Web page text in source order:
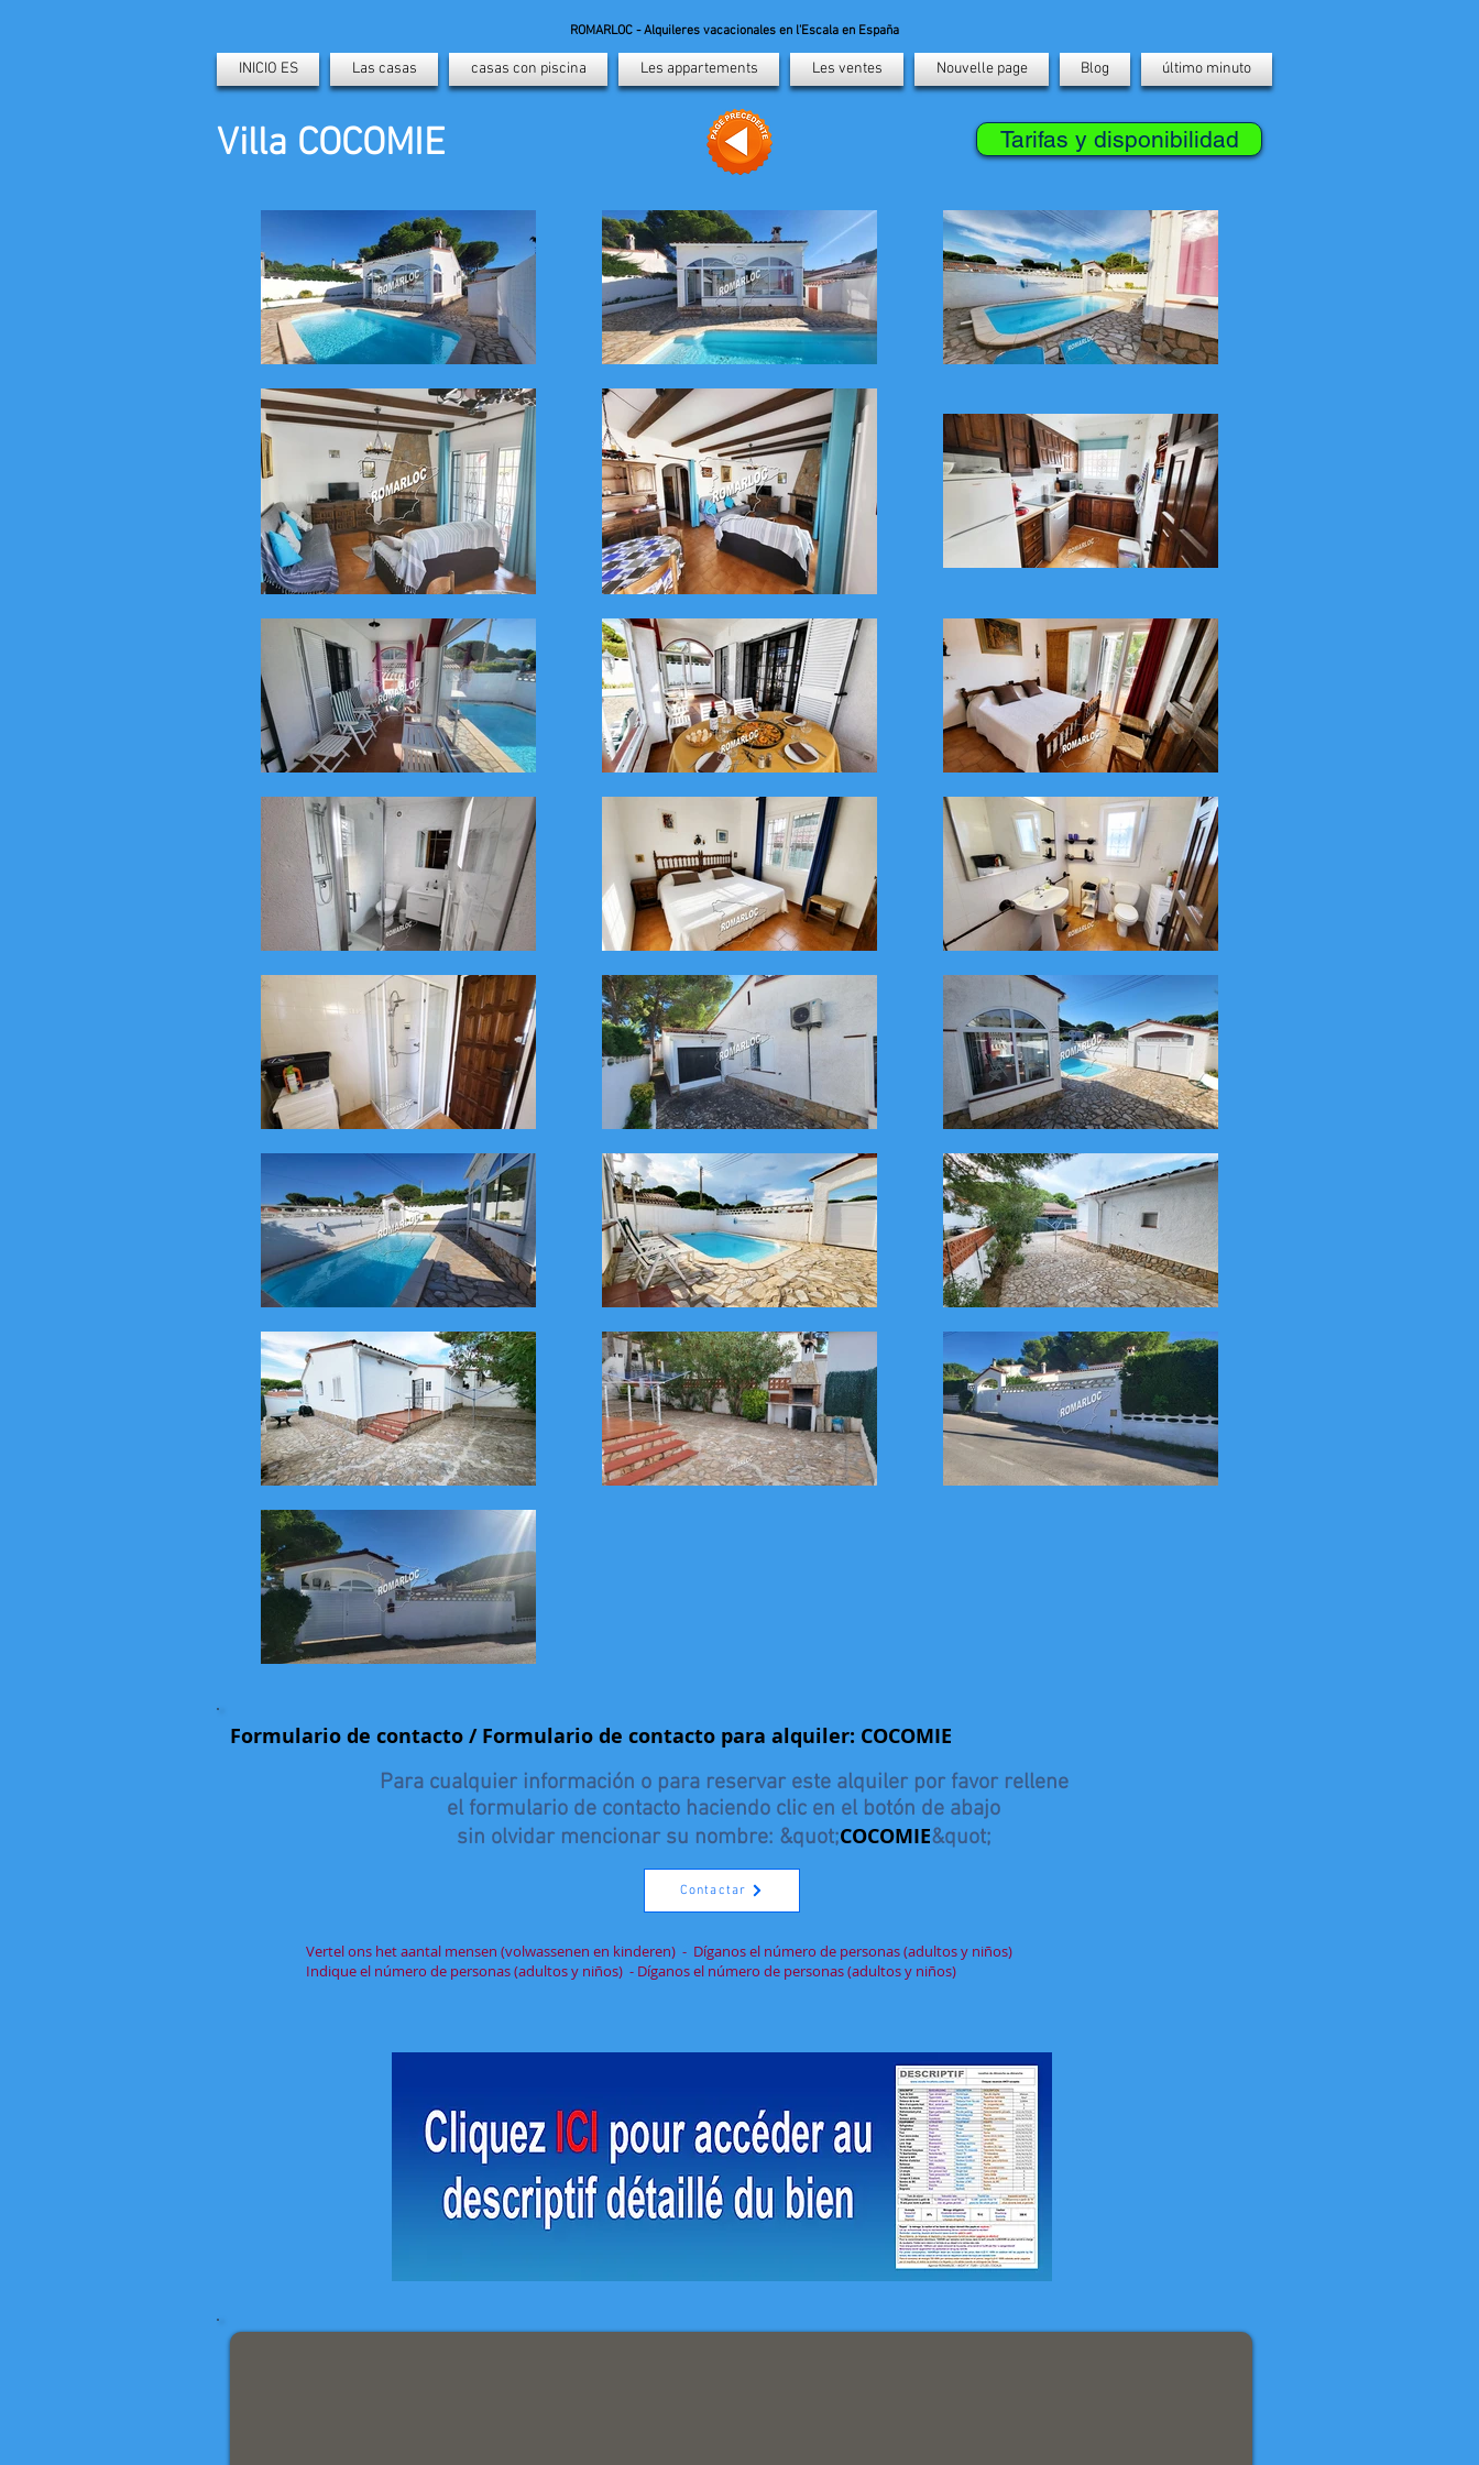
ROMARLOC - Alquileres vacacionales en l'Escala en España
INICIO ES Las casas casas con piscina Les appartements Les ventes Nouvelle page Blog último minuto
Villa COCOMIE Tarifas y disponibilidad
Formulario de contacto / Formulario de contacto para alquiler: COCOMIE
Para cualquier información o para reservar este alquiler por favor rellene
el formulario de contacto haciendo clic en el botón de abajo
sin olvidar mencionar su nombre: &quot;COCOMIE&quot;
Contactar
Vertel ons het aantal mensen (volwassenen en kinderen) - Díganos el número de personas (adultos y niños)
Indique el número de personas (adultos y niños) - Díganos el número de personas (adultos y niños)